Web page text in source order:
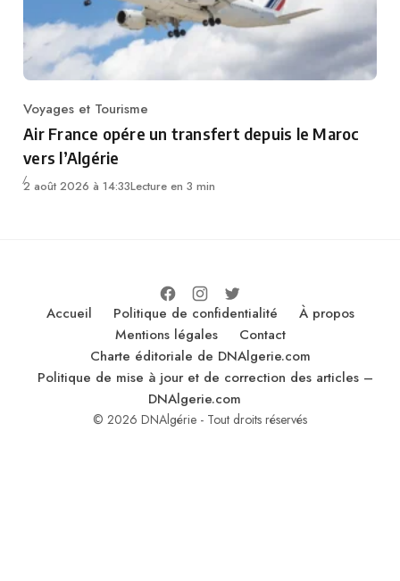
Category
Voyages et Tourisme
Air France opére un transfert depuis le Maroc
vers l’Algérie
2 août 2026 à 14:33Lecture en 3 min
Accueil Politique de confidentialité
À propos
Mentions légales
Contact
Charte éditoriale de DNAlgerie.com
Politique de mise à jour et de correction des articles –
DNAlgerie.com
© 2026 DNAlgérie - Tout droits réservés